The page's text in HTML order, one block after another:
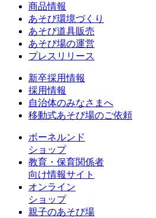
商品情報
あそび環境づくり
あそび道具販売
あそび場の運営
プレスリリース
新卒採用情報
採用情報
自治体のみなさまへ
移動式あそび場のご依頼
ボーネルンド
ショップ
教育・保育関係者
向け情報サイト
オンライン
ショップ
親子のあそび場